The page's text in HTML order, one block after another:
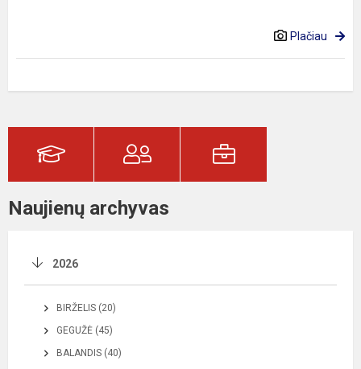
Plačiau
Naujienų archyvas
2026
BIRŽELIS (20)
GEGUŽĖ (45)
BALANDIS (40)